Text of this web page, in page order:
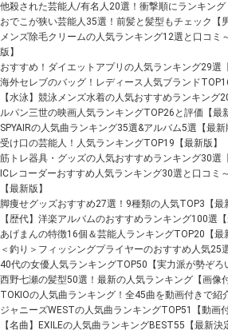
他殺された芸能人/有名人20選！衝撃順にランキング
おでこが狭い芸能人35選！前髪と髪型もチェック【
メンズ除毛クリームの人気ランキング12選と口コミ
版】
おすすめ！ダイエットアプリの人気ランキング29選
海外セレブのバッグ！レディース人気ブランド
【水泳】競泳メンズ水着の人気おすすめランキング
ルパン三世の映画人気ランキングTOP26と評価【最
SPYAIRの人気曲ランキング35選&アルバム5選【最新
受け口の芸能人！人気ランキングTOP19【最新版】
筋トレ器具・グッズの人気おすすめランキング30選
ICレコーダーおすすめ人気ランキング30選と口コミ
【最新版】
脚痩せグッズおすすめ27選！9種類の人気TOP3【最
【歴代】洋楽アルバムのおすすめランキング100選【
あげまんの特徴16個＆芸能人ランキングTOP20【最
＜釣り＞フィッシングプライヤーのおすすめ人気25
40代の女優人気ランキングTOP50【実力派が勢ぞろ
西野七瀬の髪型50選！最新の人気ランキング【画像付
TOKIOの人気曲ランキング！全45曲を動画付きで紹
ジャニーズWESTの人気曲ランキングTOP51【動画
【名曲】EXILEの人気曲ランキングBEST55【最新決